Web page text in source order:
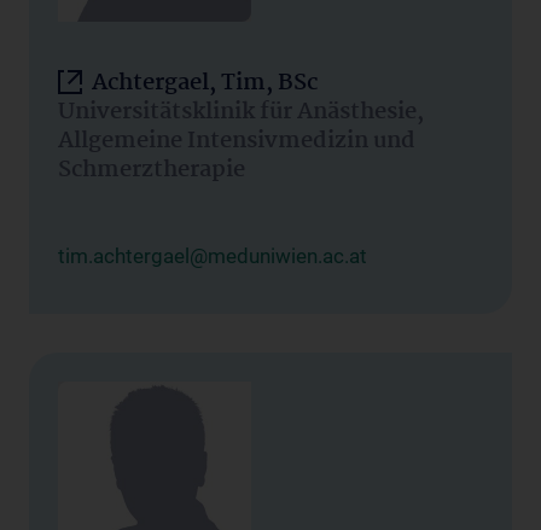
Achtergael, Tim, BSc
Universitätsklinik für Anästhesie,
Allgemeine Intensivmedizin und
Schmerztherapie
tim.achtergael@meduniwien.ac.at